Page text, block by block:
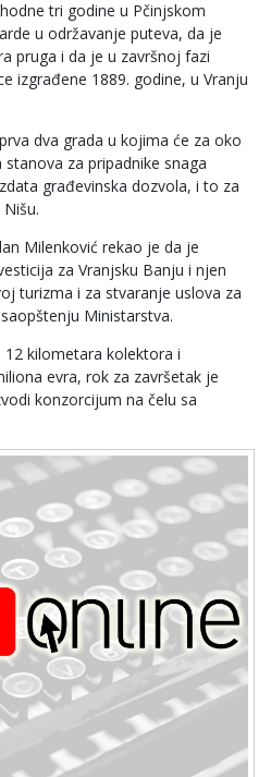
tri godine u Pčinjskom
u održavanje puteva, da je
pruga i da je u završnoj fazi
izgrađene 1889. godine, u Vranju
dva grada u kojima će za oko
za pripadnike snaga
građevinska dozvola, i to za
Milenković rekao je da je
za Vranjsku Banju i njen
turizma i za stvaranje uslova za
Ministarstva.
kilometara kolektora i
evra, rok za završetak je
konzorcijum na čelu sa